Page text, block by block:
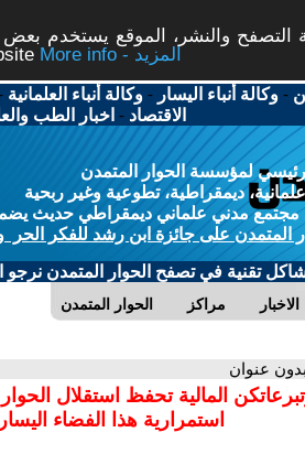
والنشر، الموقع يستخدم بعض
More info - المزيد
-وكالة أنباء اليسار -وكالة أنباء العلمانية
الاقتصاد - اخبار الطب
لمؤسسة الحوار المتمدن
ديمقراطية، تطوعية وغير ربحية
مدني علماني ديمقراطي حديث يضمن
المتمدن على جائزة ابن رشد للفكر الحر
تقنية في تصفح الحوار المتمدن نرجو
الحوار المتمدن مراكز الاخبار
عنوان
المالية تحفظ استقلال
استمرارية هذا الفضاء